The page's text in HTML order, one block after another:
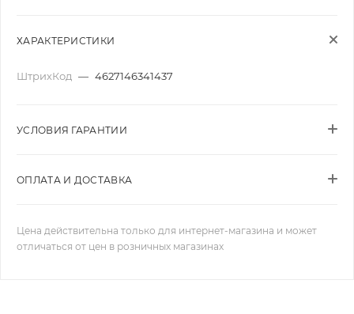
ХАРАКТЕРИСТИКИ
ШтрихКод — 4627146341437
УСЛОВИЯ ГАРАНТИИ
ОПЛАТА И ДОСТАВКА
Цена действительна только для интернет-магазина и может
отличаться от цен в розничных магазинах